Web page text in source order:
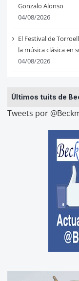
Gonzalo Alonso
04/08/2026
El Festival de
la música clásica en
04/08/2026
Últimos tuits de
Tweets por